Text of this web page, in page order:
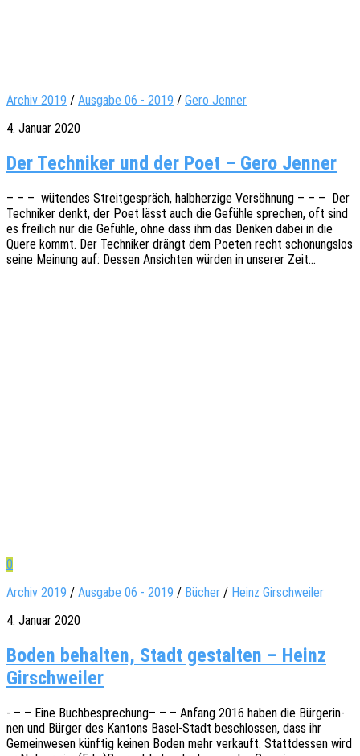
Archiv 2019 / Ausgabe 06 - 2019 / Gero Jenner
4. Januar 2020
Der Techniker und der Poet – Gero Jenner
– – – wüten­des Streit­ge­spräch, halb­her­zi­ge Versöh­nung – – – Der
Tech­ni­ker denkt, der Poet lässt auch die Gefüh­le spre­chen, oft sind
es frei­lich nur die Gefüh­le, ohne dass ihm das Denken dabei in die
Quere kommt. Der Tech­ni­ker drängt dem Poeten recht scho­nungs­los
seine Meinung auf: Dessen Ansich­ten würden in unse­rer Zeit…
0
Archiv 2019 / Ausgabe 06 - 2019 / Bücher / Heinz Girschweiler
4. Januar 2020
Boden behalten, Stadt gestalten – Heinz
Girschweiler
- – – Eine Buch­be­spre­chung– – – Anfang 2016 haben die Bürge­rin­
nen und Bürger des Kantons Basel-Stadt beschlos­sen, dass ihr
Gemein­we­sen künf­tig keinen Boden mehr verkauft. Statt­des­sen wird